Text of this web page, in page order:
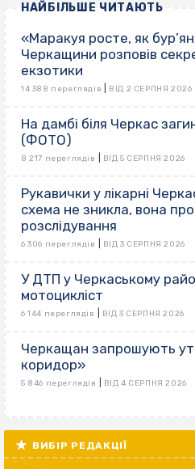
НАЙБІЛЬШЕ ЧИТАЮТЬ
«Маракуя росте, як
Черкащини розповів
екзотики
14 388 переглядів ВІД 2 СЕРПНЯ 2026
На дамбі біля Черкас
(ФОТО)
8 217 переглядів ВІД 5 СЕРПНЯ 2026
Рукавички у лікарні
схема не зникла, вона
розслідування
6 306 переглядів ВІД 3 СЕРПНЯ 2026
У ДТП у Черкаському
мотоцикліст
6 144 переглядів ВІД 3 СЕРПНЯ 2026
Черкащан запрошують
коридор»
5 846 переглядів ВІД 4 СЕРПНЯ 2026
ВИБІР РЕДАКЦІЇ